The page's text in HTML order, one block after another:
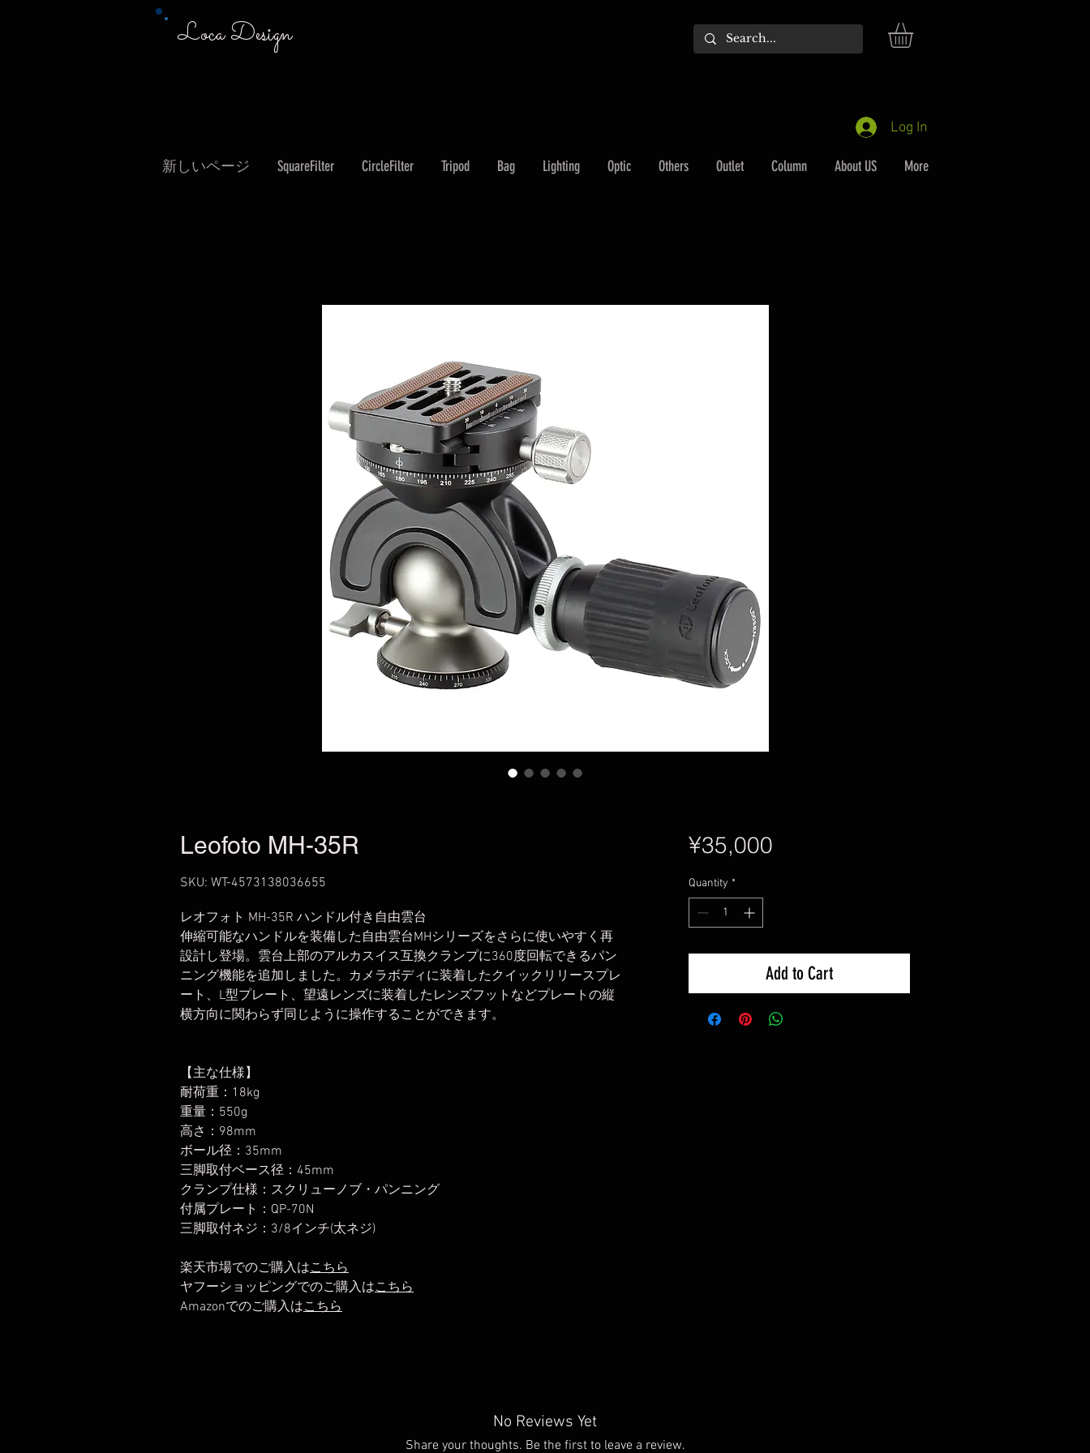
Loca Design
Log In
新しいページ SquareFilter CircleFilter Tripod Bag Lighting Optic Others Outlet Column About US More
Leofoto MH-35R
SKU: WT-4573138036655
レオフォト MH-35R ハンドル付き自由雲台
伸縮可能なハンドルを装備した自由雲台MHシリーズをさらに使いやすく再
設計し登場。雲台上部のアルカスイス互換クランプに360度回転できるパン
ニング機能を追加しました。カメラボディに装着したクイックリリースプレ
ート、L型プレート、望遠レンズに装着したレンズフットなどプレートの縦
横方向に関わらず同じように操作することができます。
【主な仕様】
耐荷重：18kg
重量：550g
高さ：98mm
ボール径：35mm
三脚取付ベース径：45mm
クランプ仕様：スクリューノブ・パンニング
付属プレート：QP-70N
三脚取付ネジ：3/8インチ(太ネジ)
楽天市場でのご購入はこちら
ヤフーショッピングでのご購入はこちら
Amazonでのご購入はこちら
¥35,000Price
Quantity *
Add to Cart
No Reviews Yet
Share your thoughts. Be the first to leave a review.